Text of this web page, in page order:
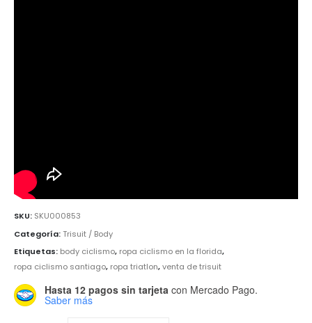
SKU: SKU000853
Categoría:Trisuit / Body
Etiquetas: body ciclismo, ropa ciclismo en la florida,
ropa ciclismo santiago, ropa triatlon,venta de trisuit
Hasta 12 pagos sin tarjeta con Mercado Pago.
Saber más